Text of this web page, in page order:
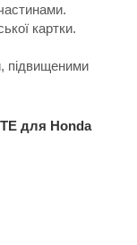
картки.
підвищеними
для Honda